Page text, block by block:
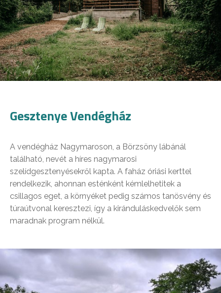
Gesztenye Vendégház
A vendégház Nagymaroson, a Börzsöny lábánál
található, nevét a híres nagymarosi
szelídgesztenyésekről kapta. A faház óriási kerttel
rendelkezik, ahonnan esténként kémlelhetitek a
csillagos eget, a környéket pedig számos tanösvény és
túraútvonal keresztezi, így a kiránduláskedvelők sem
maradnak program nélkül.